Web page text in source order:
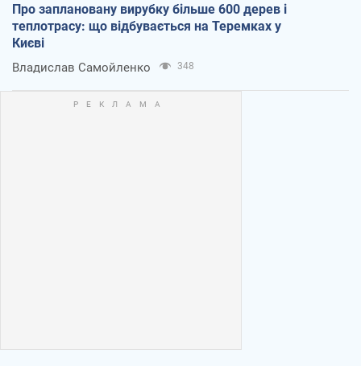
Про заплановану вирубку більше 600 дерев і
теплотрасу: що відбувається на Теремках у
Києві
Владислав Самойленко 348